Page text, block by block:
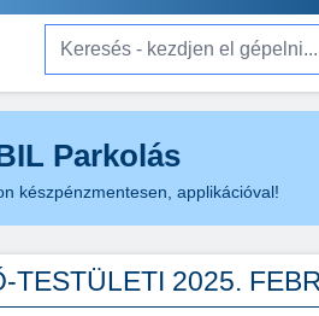
Keresés - kezdjen el gépelni...
Parkolás
készpénzmentesen, applikációval!
TESTÜLETI 2025.